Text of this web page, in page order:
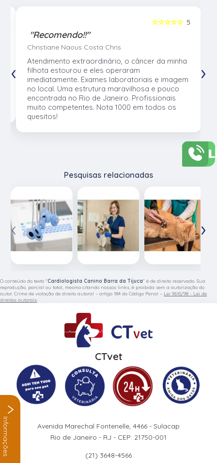
5
☆☆☆☆☆
"Recomendo!!"
Christiane Naous Costa Chris
Atendimento extraordinário, o câncer da minha
filhota estourou e eles operaram
imediatamente. Exames laboratoriais e imagem
no local. Uma estrutura maravilhosa e pouco
encontrada no Rio de Janeiro. Profissionais
muito competentes. Nota 1000 em todos os
quesitos!
‹ ›
Pesquisas relacionadas
‹ ›
O conteúdo do texto "Cardiologista Canino Barra da Tijuca" é de direito reservado. Sua
reprodução, parcial ou total, mesmo citando nossos links, é proibida sem a autorização do
autor. Crime de violação de direito autoral – artigo 184 do Código Penal – Lei 9610/98 - Lei de
direitos autorais.
CTvet
Avenida Marechal Fontenelle, 4466 - Sulacap
Rio de Janeiro - RJ - CEP: 21750-001
(21) 3648-4566
Informações